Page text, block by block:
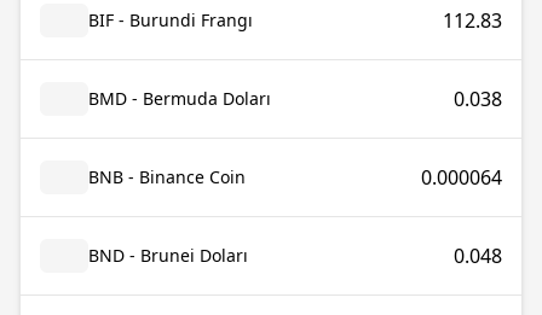
BIF - Burundi Frangı 112.83
BMD - Bermuda Doları 0.038
BNB - Binance Coin 0.000064
BND - Brunei Doları 0.048